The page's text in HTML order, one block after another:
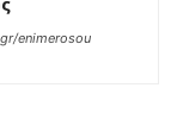
enimerosou